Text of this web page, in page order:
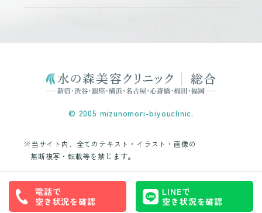
© 2005 mizunomori-biyouclinic.
※当サイト内、全てのテキスト・イラスト・画像の
無断複写・転載等を禁じます。
電話で
空き状況を確認
LINEで
空き状況を確認